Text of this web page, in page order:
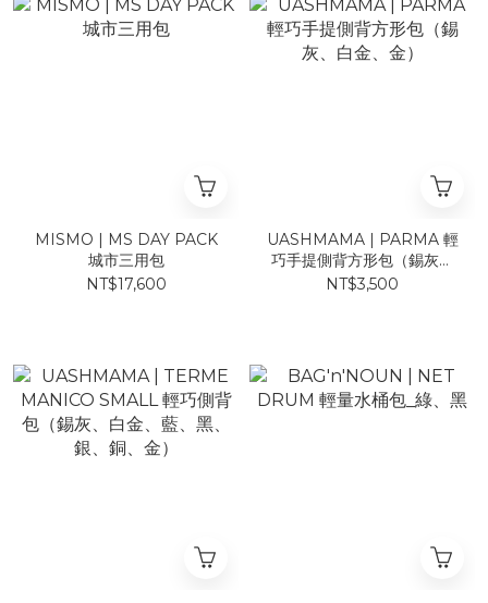
MISMO | MS DAY PACK
城市三用包
NT$17,600
UASHMAMA | PARMA 輕
巧手提側背方形包（錫灰、
白金、金）
NT$3,500